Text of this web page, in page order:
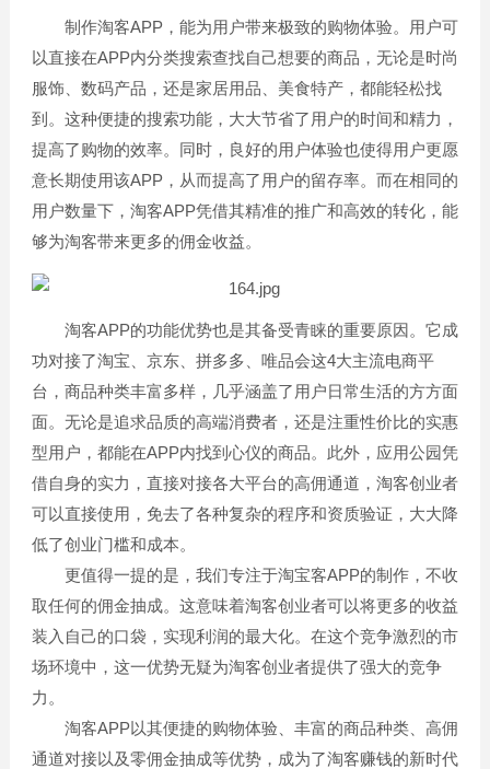
制作淘客APP，能为用户带来极致的购物体验。用户可
以直接在APP内分类搜索查找自己想要的商品，无论是时尚
服饰、数码产品，还是家居用品、美食特产，都能轻松找
到。这种便捷的搜索功能，大大节省了用户的时间和精力，
提高了购物的效率。同时，良好的用户体验也使得用户更愿
意长期使用该APP，从而提高了用户的留存率。而在相同的
用户数量下，淘客APP凭借其精准的推广和高效的转化，能
够为淘客带来更多的佣金收益。
淘客APP的功能优势也是其备受青睐的重要原因。它成
功对接了淘宝、京东、拼多多、唯品会这4大主流电商平
台，商品种类丰富多样，几乎涵盖了用户日常生活的方方面
面。无论是追求品质的高端消费者，还是注重性价比的实惠
型用户，都能在APP内找到心仪的商品。此外，应用公园凭
借自身的实力，直接对接各大平台的高佣通道，淘客创业者
可以直接使用，免去了各种复杂的程序和资质验证，大大降
低了创业门槛和成本。
更值得一提的是，我们专注于淘宝客APP的制作，不收
取任何的佣金抽成。这意味着淘客创业者可以将更多的收益
装入自己的口袋，实现利润的最大化。在这个竞争激烈的市
场环境中，这一优势无疑为淘客创业者提供了强大的竞争
力。
淘客APP以其便捷的购物体验、丰富的商品种类、高佣
通道对接以及零佣金抽成等优势，成为了淘客赚钱的新时代